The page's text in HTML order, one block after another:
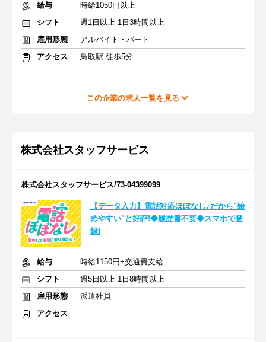
給与
時給1050円以上
シフト
週1日以上 1日3時間以上
雇用形態
アルバイト・パート
アクセス
鳥取駅 徒歩5分
この企業の求人一覧を見る
株式会社スタッフサービス
株式会社スタッフサービス/73-04399099
【データ入力】電話対応ほぼなし♪だから"始
めやすい"と好評!◆履歴書不要◆スマホで登
録!
給与
時給1150円+交通費支給
シフト
週5日以上 1日8時間以上
雇用形態
派遣社員
アクセス